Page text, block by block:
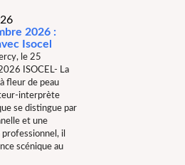
2026 :
Isocel
le 25
ISOCEL- La
fleur de peau
interprète
se distingue par
et une
il
scénique au